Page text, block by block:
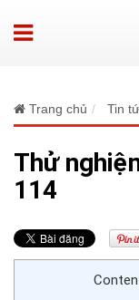
Trang chủ Tin
Thử
114